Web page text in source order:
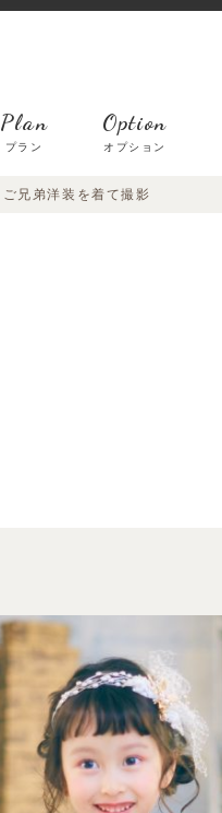
Plan
プラン
Option
オプション
ご兄弟洋装を着て撮影